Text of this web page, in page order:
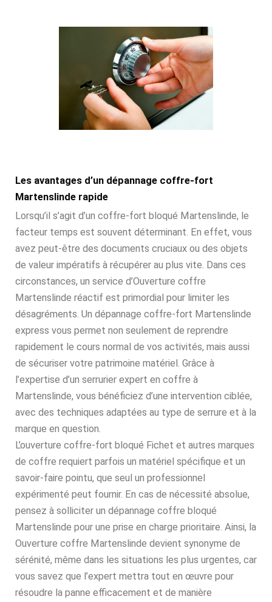
Les avantages d’un dépannage coffre-fort
Martenslinde rapide
Lorsqu’il s’agit d’un coffre-fort bloqué Martenslinde, le
facteur temps est souvent déterminant. En effet, vous
avez peut-être des documents cruciaux ou des objets
de valeur impératifs à récupérer au plus vite. Dans ces
circonstances, un service d’Ouverture coffre
Martenslinde réactif est primordial pour limiter les
désagréments. Un dépannage coffre-fort Martenslinde
express vous permet non seulement de reprendre
rapidement le cours normal de vos activités, mais aussi
de sécuriser votre patrimoine matériel. Grâce à
l’expertise d’un serrurier expert en coffre à
Martenslinde, vous bénéficiez d’une intervention ciblée,
avec des techniques adaptées au type de serrure et à la
marque en question.
L’ouverture coffre-fort bloqué Fichet et autres marques
de coffre requiert parfois un matériel spécifique et un
savoir-faire pointu, que seul un professionnel
expérimenté peut fournir. En cas de nécessité absolue,
pensez à solliciter un dépannage coffre bloqué
Martenslinde pour une prise en charge prioritaire. Ainsi, la
Ouverture coffre Martenslinde devient synonyme de
sérénité, même dans les situations les plus urgentes, car
vous savez que l’expert mettra tout en œuvre pour
résoudre la panne efficacement et de manière